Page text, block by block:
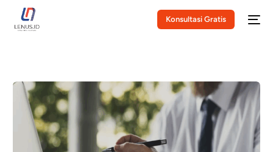
Konsultasi Gratis